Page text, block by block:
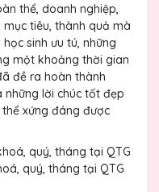
thể, doanh nghiệp,
tiêu, thành quả mà
sinh ưu tú, những
một khoảng thời gian
đề ra hoàn thành
những lời chúc tốt đẹp
xứng đáng được
quý, tháng tại QTG